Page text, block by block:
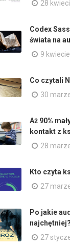
28
Codex
świata na
9
Co czytali
30
Aż 90%
kontakt z
28
Kto czyta
27
Po jakie
najchętniej?
27